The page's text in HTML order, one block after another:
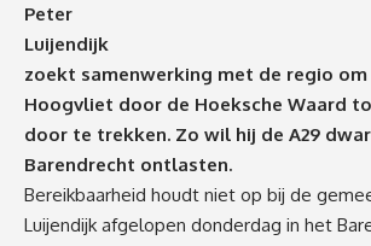
Peter
Luijendijk
zoekt samenwerking met de regio om
Hoogvliet door de Hoeksche Waard
door te trekken. Zo wil hij de A29
Barendrecht ontlasten.
Bereikbaarheid houdt niet op bij de
Luijendijk afgelopen donderdag in het